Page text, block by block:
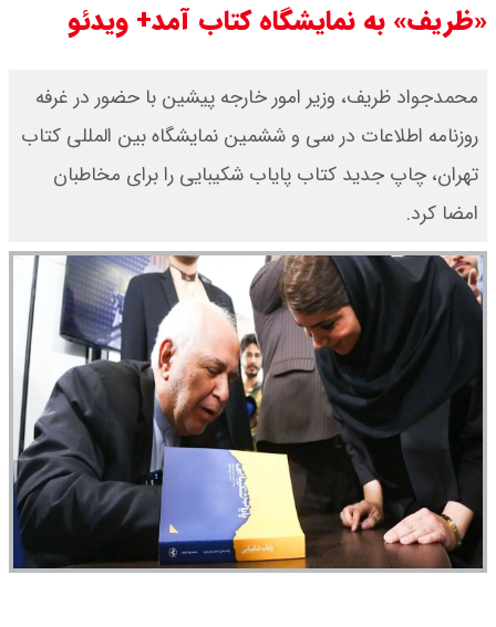
ثبت نام سایپا از امروز ۱۷ مرداد ۱۴۰۵
پرداخت ۵۰۰ میلیون تومان + لینک
شاخص بورس امروز شنبه ۱۷ مرداد
قیمت سکه امامی امروز شنبه ۱۷ مرداد
۱۴۰۵ اعلام شد/ صعود قیمت سکه
نفت صعودی شد + جدول
«ظریف» به نمایشگاه کتاب ‌آمد+ ویدئو
محمدجواد ظریف، وزیر امور خارجه پیشین با حضور در غرفه
روزنامه اطلاعات در سی و ششمین نمایشگاه بین المللی کتاب
تهران، چاپ جدید کتاب پایاب شکیبایی را برای مخاطبان
امضا کرد.